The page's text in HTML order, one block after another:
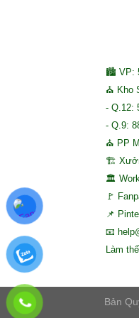
🏙 VP:
⛪ Kho
- Q.12:
- Q.9:
⛪ PP
🏗
🏛
🚩
📌
📧
Làm
Bản